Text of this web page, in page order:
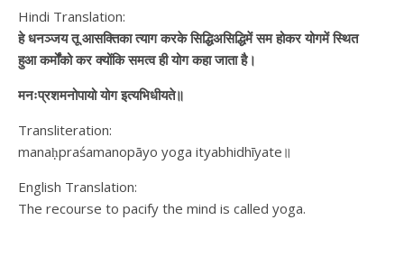
Hindi Translation:
हे धनञ्जय तू आसक्तिका त्याग करके सिद्धिअसिद्धिमें सम होकर योगमें स्थित
हुआ कर्मोंको कर क्योंकि समत्व ही योग कहा जाता है।
मनःप्रशमनोपायो योग इत्यभिधीयते॥
Transliteration:
manaḥpraśamanopāyo yoga ityabhidhīyate॥
English Translation:
The recourse to pacify the mind is called yoga.